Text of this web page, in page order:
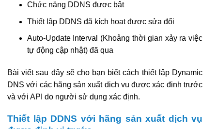
Chức năng DDNS được bật
Thiết lập DDNS đã kích hoạt được sửa đổi
Auto-Update Interval (Khoảng thời gian xảy ra việc
tự động cập nhật) đã qua
Bài viết sau đây sẽ cho bạn biết cách thiết lập Dynamic
DNS với các hãng sản xuất dịch vụ được xác định trước
và với API do người sử dụng xác định.
Thiết lập DDNS với hãng sản xuất dịch vụ